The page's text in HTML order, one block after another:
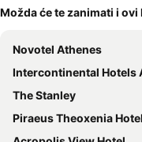
Možda će te zanimati i
Novotel Athenes
Intercontinental Hotels Athenaeum Athens
The Stanley
Piraeus Theoxenia Hotel